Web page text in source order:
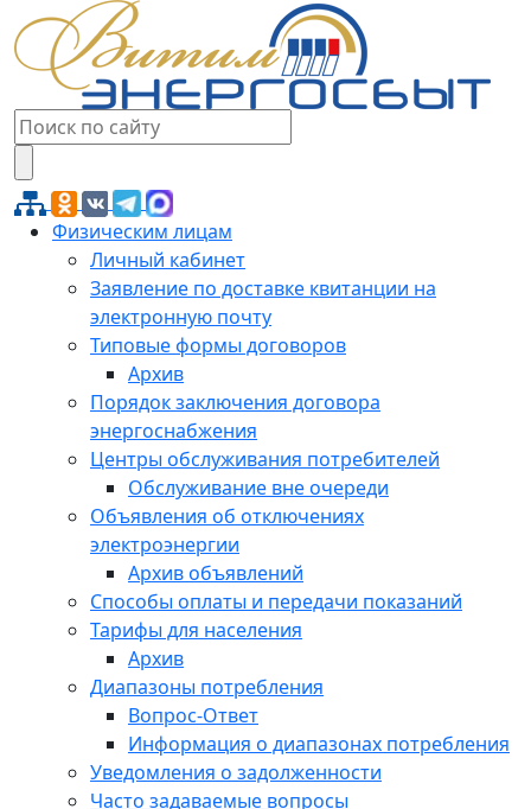
Физическим лицам
Личный кабинет
Заявление по доставке квитанции на
электронную почту
Типовые формы договоров
Архив
Порядок заключения договора
энергоснабжения
Центры обслуживания потребителей
Обслуживание вне очереди
Объявления об отключениях
электроэнергии
Архив объявлений
Способы оплаты и передачи показаний
Тарифы для населения
Архив
Диапазоны потребления
Вопрос-Ответ
Информация о диапазонах потребления
Уведомления о задолженности
Часто задаваемые вопросы